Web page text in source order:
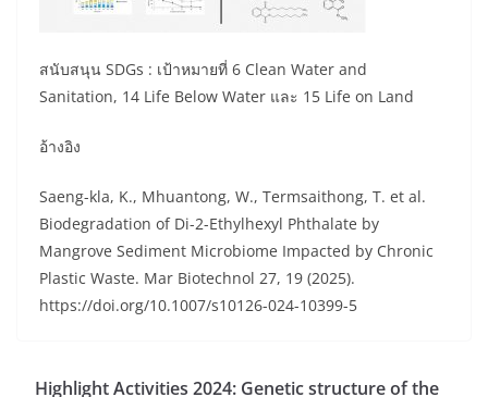
สนับสนุน SDGs : เป้าหมายที่ 6 Clean Water and
Sanitation, 14 Life Below Water และ 15 Life on Land
อ้างอิง
Saeng-kla, K., Mhuantong, W., Termsaithong, T. et al.
Biodegradation of Di-2-Ethylhexyl Phthalate by
Mangrove Sediment Microbiome Impacted by Chronic
Plastic Waste. Mar Biotechnol 27, 19 (2025).
https://doi.org/10.1007/s10126-024-10399-5
Highlight Activities 2024: Genetic structure of the